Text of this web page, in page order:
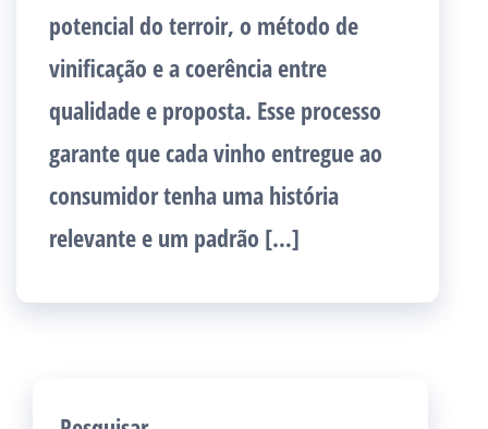
potencial do terroir, o método de
vinificação e a coerência entre
qualidade e proposta. Esse processo
garante que cada vinho entregue ao
consumidor tenha uma história
relevante e um padrão […]